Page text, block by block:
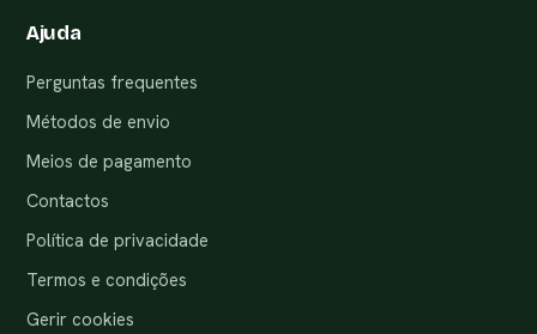
Ajuda
Perguntas frequentes
Métodos de envio
Meios de pagamento
Contactos
Política de privacidade
Termos e condições
Gerir cookies